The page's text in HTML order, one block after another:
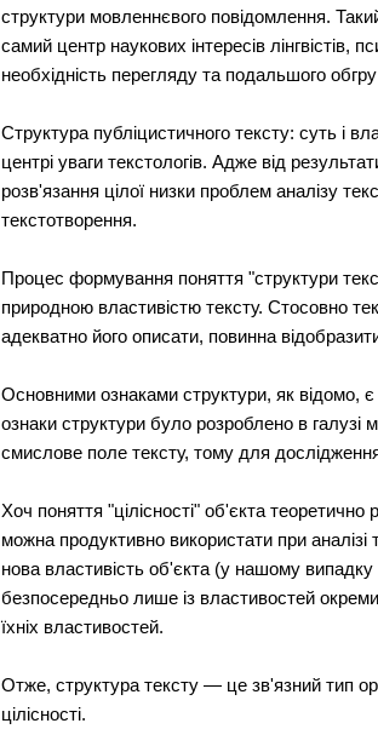
структури мовленнєвого повідомлення.
самий центр наукових інтересів лінгвістів,
необхідність перегляду та подальшого
Структура публіцистичного тексту: суть і
центрі уваги текстологів. Адже від
розв'язання цілої низки проблем аналізу
текстотворення.
Процес формування поняття "структури
природною властивістю тексту. Стосовно
адекватно його описати, повинна
Основними ознаками структури, як відомо, є
ознаки структури було розроблено в
смислове поле тексту, тому для
Хоч поняття "цілісності" об'єкта
можна продуктивно використати при
нова властивість об'єкта (у нашому
безпосередньо лише із властивостей
їхніх властивостей.
Отже, структура тексту — це зв'язний тип
цілісності.